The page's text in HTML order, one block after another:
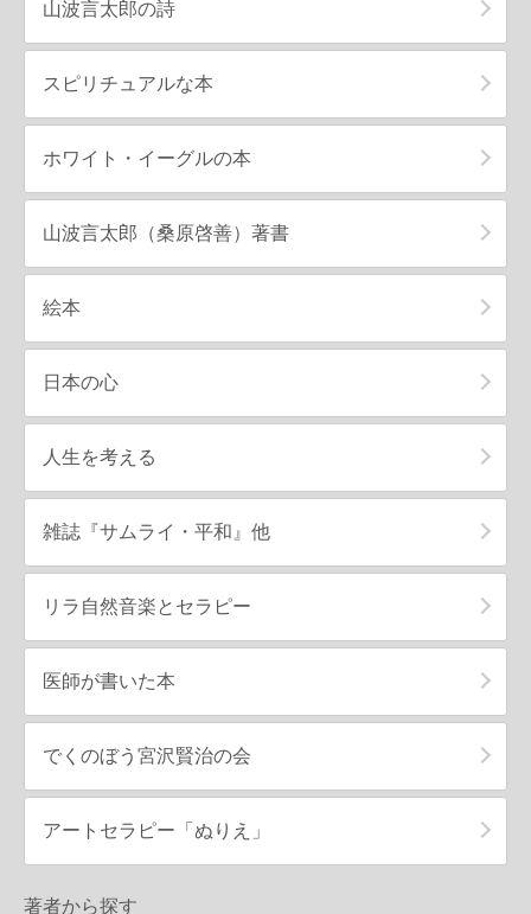
山波言太郎の詩
スピリチュアルな本
ホワイト・イーグルの本
山波言太郎（桑原啓善）著書
絵本
日本の心
人生を考える
雑誌『サムライ・平和』他
リラ自然音楽とセラピー
医師が書いた本
でくのぼう宮沢賢治の会
アートセラピー「ぬりえ」
著者から探す